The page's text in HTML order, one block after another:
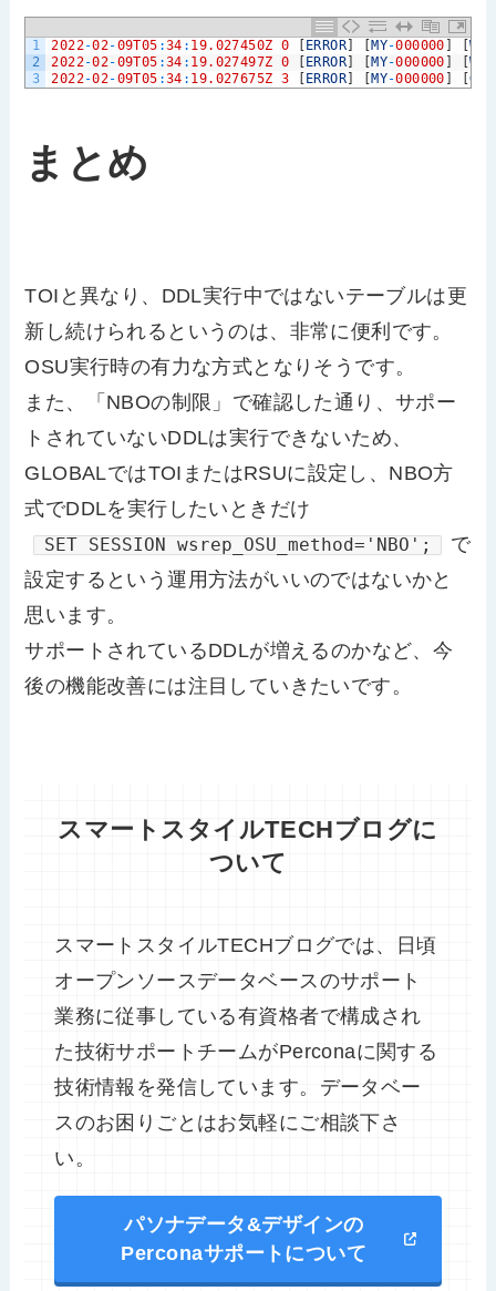
1
2
3
2022-02-09T05 :34 : 19.027450Z 0 [ERROR] [MY-000000 ] [
2022-02-09T05 :34 : 19.027497Z 0 [ERROR] [MY-000000 ] [
2022-02-09T05 :34 : 19.027675Z 3 [ERROR] [MY-000000 ] [
まとめ
TOIと異なり、DDL実行中ではないテーブルは更
新し続けられるというのは、非常に便利です。
OSU実行時の有力な方式となりそうです。
また、「NBOの制限」で確認した通り、サポー
トされていないDDLは実行できないため、
GLOBALではTOIまたはRSUに設定し、NBO方
式でDDLを実行したいときだけ
SET SESSION wsrep_OSU_method='NBO';
で
設定するという運用方法がいいのではないかと
思います。
サポートされているDDLが増えるのかなど、今
後の機能改善には注目していきたいです。
スマートスタイルTECHブログに
ついて
スマートスタイルTECHブログでは、日頃
オープンソースデータベースのサポート
業務に従事している有資格者で構成され
た技術サポートチームがPerconaに関する
技術情報を発信しています。データベー
スのお困りごとはお気軽にご相談下さ
い。
パソナデータ&デザインの
Perconaサポートについて